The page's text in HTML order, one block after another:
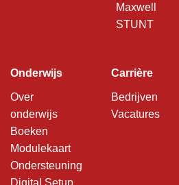
Maxwell
STUNT
Onderwijs
Over
onderwijs
Boeken
Modulekaart
Ondersteuning
Digital Setup
Carrière
Bedrijven
Vacatures